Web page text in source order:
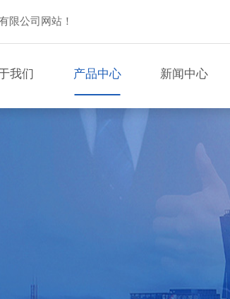
限公司网站！
我们 产品中心 新闻中心